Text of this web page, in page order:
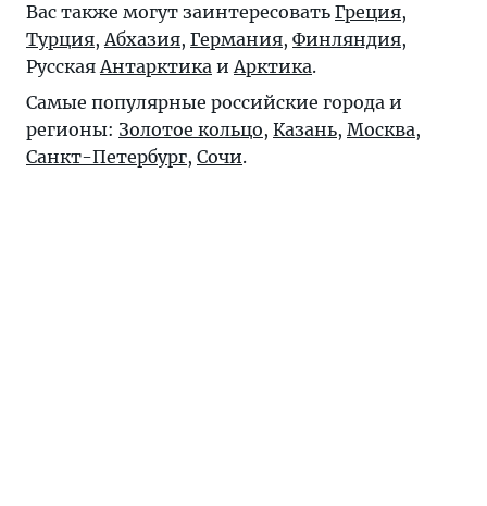
Вас также могут заинтересовать Греция,
Турция,Абхазия, Германия, Финляндия,
РусскаяАнтарктика иАрктика.
Самые популярные российские города и
регионы: Золотое кольцо, Казань, Москва,
Санкт-Петербург, Сочи.